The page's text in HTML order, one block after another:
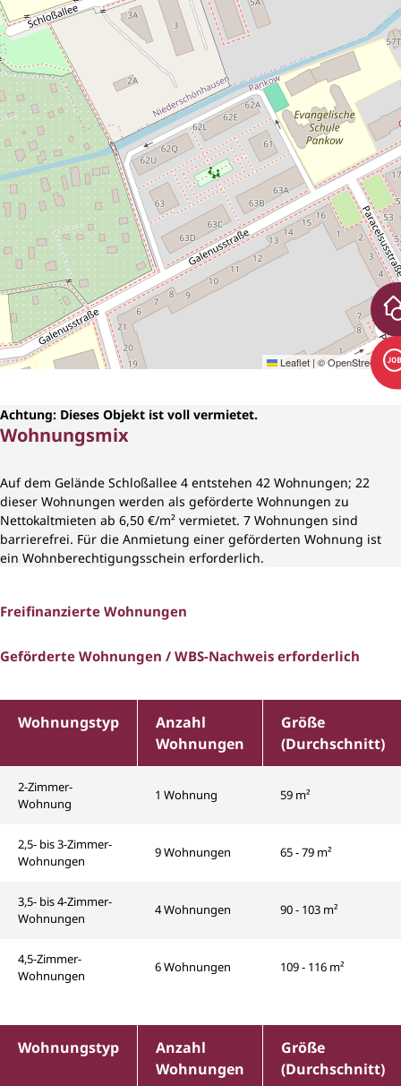
Leaflet | ©OpenStreetMap
Achtung: Dieses Objekt ist voll vermietet.
Wohnungsmix
Auf dem Gelände Schloßallee 4 entstehen 42 Wohnungen; 22
dieser Wohnungen werden als geförderte Wohnungen zu
Nettokaltmieten ab 6,50 €/m² vermietet. 7 Wohnungen sind
barrierefrei. Für die Anmietung einer geförderten Wohnung ist
ein Wohnberechtigungsschein erforderlich.
Freifinanzierte Wohnungen
Geförderte Wohnungen / WBS-Nachweis erforderlich
Wohnungstyp
Anzahl
Wohnungen
Größe
(Durchschnitt)
2-Zimmer-
Wohnung
1 Wohnung 59 m²
2,5- bis 3-Zimmer-
Wohnungen
9 Wohnungen 65 - 79 m²
3,5- bis 4-Zimmer-
Wohnungen
4 Wohnungen 90 - 103 m²
4,5-Zimmer-
Wohnungen
6 Wohnungen 109 - 116 m²
Wohnungstyp
Anzahl
Wohnungen
Größe
(Durchschnitt)